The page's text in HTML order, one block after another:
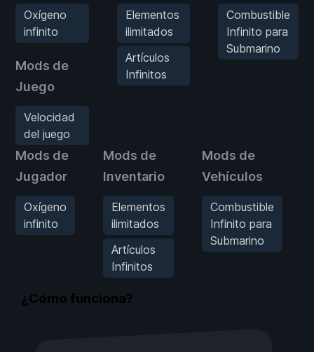
Oxígeno
infinito
Mods de
Juego
Velocidad
del juego
Elementos
ilimitados
Artículos
Infinitos
Combustible
Infinito para
Submarino
Mods de
Jugador
Oxígeno
infinito
Mods de
Inventario
Elementos
ilimitados
Artículos
Infinitos
Mods de
Vehículos
Combustible
Infinito para
Submarino
¿Cómo funciona?